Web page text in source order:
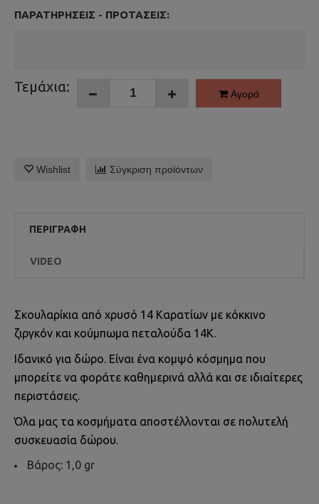
ΠΑΡΑΤΗΡΉΣΕΙΣ - ΠΡΟΤΆΣΕΙΣ:
Τεμάχια: Αγορά
Wishlist Σύγκριση προϊόντων
ΠΕΡΙΓΡΑΦΉ
VIDEO
Σκουλαρίκια από χρυσό 14 Καρατίων με κόκκινο
ζιργκόν και κούμπωμα πεταλούδα 14Κ.
Ιδανικό για δώρο. Είναι ένα κομψό κόσμημα που
μπορείτε να φοράτε καθημερινά αλλά και σε ιδιαίτερες
περιστάσεις.
Όλα μας τα κοσμήματα αποστέλλονται σε πολυτελή
συσκευασία δώρου.
Βάρος: 1,0 gr